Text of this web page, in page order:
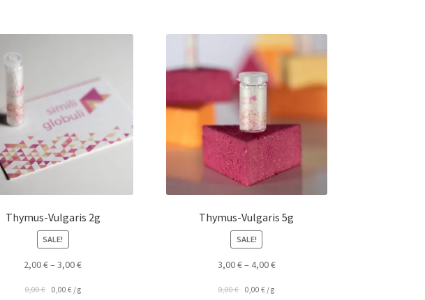
Thymus-Vulgaris 2g
SALE!
2,00€–3,00€
0,00€ 0,00 €/g
Thymus-Vulgaris 5g
SALE!
3,00€– 4,00€
0,00€ 0,00€ /g